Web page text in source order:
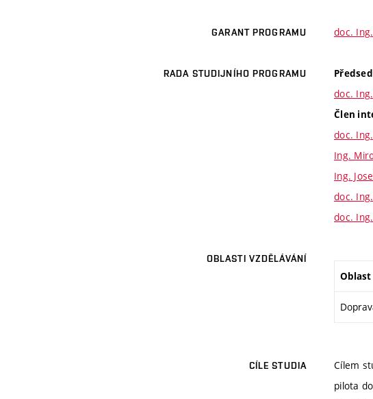
GARANT PROGRAMU doc.
RADA STUDIJNÍHO PROGRAMU
doc.
Člen
doc.
Ing.
Ing.
doc.
doc.
OBLASTI VZDĚLÁVÁNÍ
Oblast
CÍLE STUDIA
Cílem
pilota